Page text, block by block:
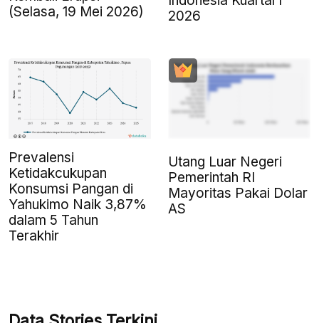
(Selasa, 19 Mei 2026)
2026
Prevalensi
Ketidakcukupan
Konsumsi Pangan di
Yahukimo Naik 3,87%
dalam 5 Tahun
Terakhir
Utang Luar Negeri
Pemerintah RI
Mayoritas Pakai Dolar
AS